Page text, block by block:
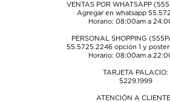
VENTAS POR WHATSAPP
Agregar en whatsapp
Horario: 08:00am a
PERSONAL SHOPPING
55.5725.2246opción 1 y
Horario: 08:00am a
TARJETA PALACIO:
5229.1999
ATENCIÓN A